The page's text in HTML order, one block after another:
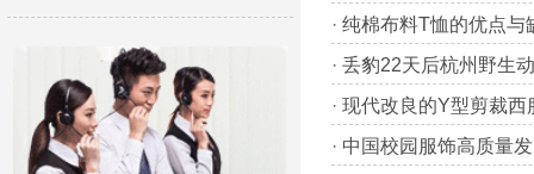
· 纯棉布料T恤的优点与
· 丢豹22天后杭州野生
· 现代改良的Y型剪裁
· 中国校园服饰高质量